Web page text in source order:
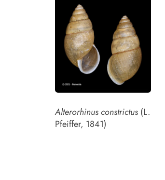
Alterorhinus constrictus (L.
Pfeiffer, 1841)